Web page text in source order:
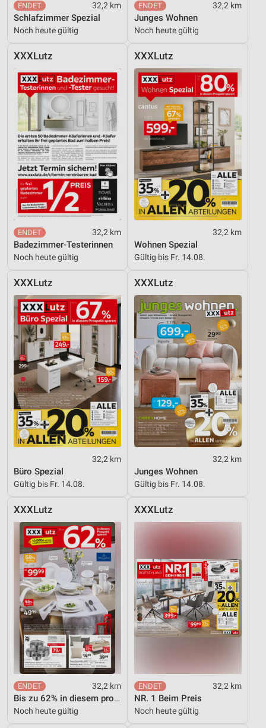
32,2 km
Schlafzimmer Spezial
Noch heute gültig
32,2 km
Junges Wohnen
Noch heute gültig
XXXLutz
32,2 km
Badezimmer-Testerinnen
Noch heute gültig
XXXLutz
32,2 km
Wohnen Spezial
Gültig bis Fr. 14.08.
XXXLutz
32,2 km
Büro Spezial
Gültig bis Fr. 14.08.
XXXLutz
32,2 km
Junges Wohnen
Gültig bis Fr. 14.08.
XXXLutz
32,2 km
Bis zu 62% in diesem prospekt
Noch heute gültig
XXXLutz
32,2 km
NR. 1 Beim Preis
Noch heute gültig